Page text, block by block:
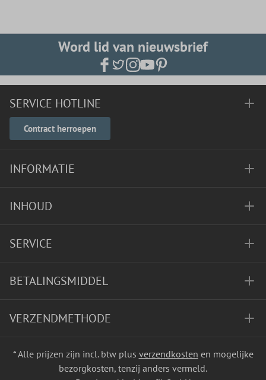
Word lid van nieuwsbrief
SERVICE HOTLINE
Contract herroepen
INFORMATIE
INHOUD
SERVICE
BETALINGSMIDDEL
VERZENDMETHODE
* Alle prijzen zijn incl. btw plus verzendkosten en mogelijke
bezorgkosten, tenzij anders vermeld.